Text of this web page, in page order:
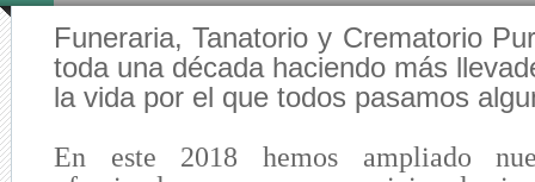
Funeraria, Tanatorio y Crematorio
toda una década haciendo más
la vida por el que todos pasamos
En este 2018 hemos ampliado